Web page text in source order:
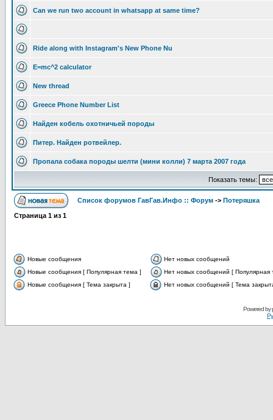
Can we run two account in whatsapp at same time?
Ride along with Instagram's New Phone Nu
E=mc^2 calculator
New thread
Greece Phone Number List
Найден кобель охотничьей породы
Питер. Найден ротвейлер.
Пропала собака породы шелти (мини колли) 7 марта 2007 года
Показать темы:
Список форумов ГавГав.Инфо :: Форум -> Потеряшка
Страница 1 из 1
Новые сообщения
Нет новых сообщений
Новые сообщения [ Популярная тема ]
Нет новых сообщений [ Популярная
Новые сообщения [ Тема закрыта ]
Нет новых сообщений [ Тема
Powered by